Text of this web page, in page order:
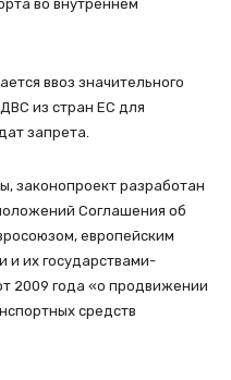
во внутреннем
ввоз значительного
из стран ЕС для
запрета.
законопроект разработан
Соглашения об
европейским
и их государствами-
2009 года «о продвижении
средств